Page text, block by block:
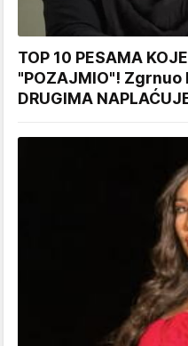
TOP 10 PESAMA
"POZAJMIO"! Zgrnuo
DRUGIMA